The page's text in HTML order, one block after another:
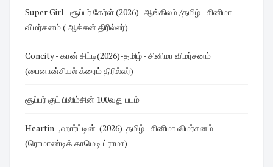
Super Girl - சூப்பர் கேர்ள் (2026)- ஆங்கிலம் /தமிழ் - சினிமா
விமர்சனம் ( ஆக்சன் திரில்லர்)
Concity - கான் சிட்டி(2026)-தமிழ் - சினிமா விமர்சனம்
(பைனான்சியல் க்ரைம் திரில்லர்)
சூப்பர் குட் பிலிம்சின் 100வது படம்
Heartin- ,ஹார்ட்டின்-(2026)-தமிழ் - சினிமா விமர்சனம்
(ரொமாண்டிக் காமெடி ட்ராமா)